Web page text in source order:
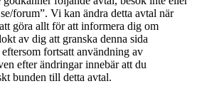
forum”. Vi kan ändra detta avtal när
göra allt för att informera dig om
av dig att granska denna sida
fortsatt användning av
efter ändringar innebär att du
bunden till detta avtal.